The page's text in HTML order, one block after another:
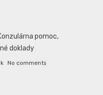
pomoc,
doklady
No comments